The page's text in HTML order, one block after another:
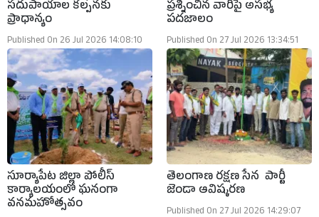
సదుపాయాల కల్పనకు
ప్రాధాన్యం
Published On 26 Jul 2026 14:08:10
ప్రశ్నించిన వారిపై అసభ్య
పదజాలం
Published On 27 Jul 2026 13:34:51
సూర్యాపేట జిల్లా పోలీస్
కార్యాలయంలో ఘనంగా
వనమహోత్సవం
తెలంగాణ రక్షణ సేన పార్టీ
జెండా ఆవిష్కరణ
Published On 27 Jul 2026 14:29:07